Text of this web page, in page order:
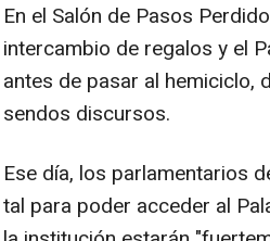
En el Salón de Pasos
intercambio de regalos y el
antes de pasar al hemiciclo,
sendos discursos.
Ese día, los parlamentarios
tal para poder acceder al